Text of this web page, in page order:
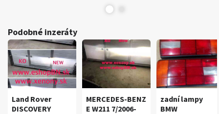
Podobné inzeráty
Land Rover
DISCOVERY
MERCEDES-BENZ
E W211 7/2006-
zadní lampy
BMW